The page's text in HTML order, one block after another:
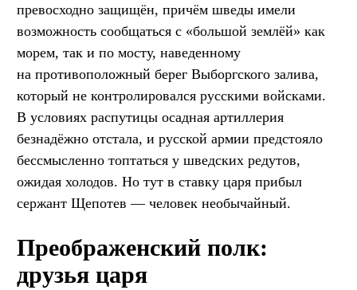
превосходно защищён, причём шведы имели
возможность сообщаться с «большой землёй» как
морем, так и по мосту, наведенному
на противоположный берег Выборгского залива,
который не контролировался русскими войсками.
В условиях распутицы осадная артиллерия
безнадёжно отстала, и русской армии предстояло
бессмысленно топтаться у шведских редутов,
ожидая холодов. Но тут в ставку царя прибыл
сержант Щепотев — человек необычайный.
Преображенский полк:
друзья царя